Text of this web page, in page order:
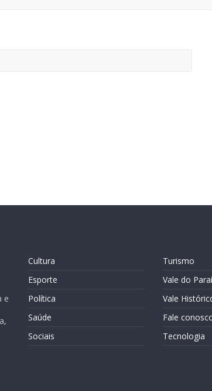
e
Cultura
Esporte
Política
Saúde
Sociais
Turismo
Vale do
Vale
Fale
Tecnologia